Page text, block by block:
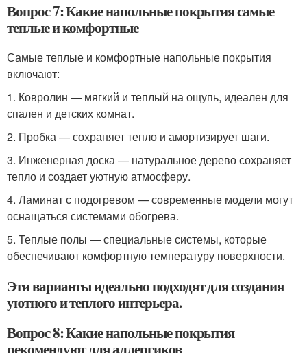
Вопрос 7: Какие напольные покрытия самые
теплые и комфортные
Самые теплые и комфортные напольные покрытия
включают:
1. Ковролин — мягкий и теплый на ощупь, идеален для
спален и детских комнат.
2. Пробка — сохраняет тепло и амортизирует шаги.
3. Инженерная доска — натуральное дерево сохраняет
тепло и создает уютную атмосферу.
4. Ламинат с подогревом — современные модели могут
оснащаться системами обогрева.
5. Теплые полы — специальные системы, которые
обеспечивают комфортную температуру поверхности.
Эти варианты идеально подходят для создания
уютного и теплого интерьера.
Вопрос 8: Какие напольные покрытия
рекомендуют для аллергиков